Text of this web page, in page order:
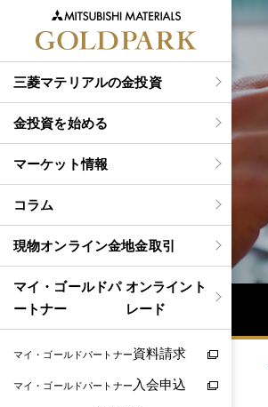
三菱マテリアルの金投資
金投資を始める
マーケット情報
コラム
現物オンライン金地金取引
マイ・ゴールドパ
ートナー
オンライント
レード
マイ・ゴールドパートナー資料請求
マイ・ゴールドパートナー 入会申込